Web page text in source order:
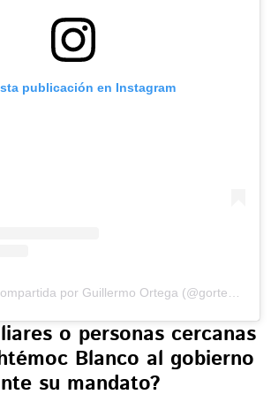
publicación en Instagram
o personas cercanas
Blanco al gobierno
su mandato?